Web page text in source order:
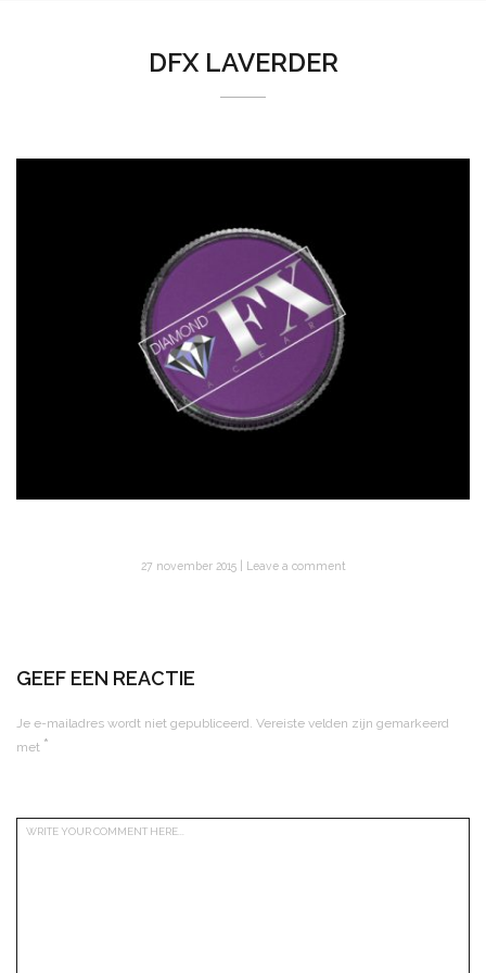
DFX LAVERDER
27 november 2015 Leave a comment
GEEF EEN REACTIE
Je e-mailadres wordt niet gepubliceerd. Vereiste velden zijn gemarkeerd
met *